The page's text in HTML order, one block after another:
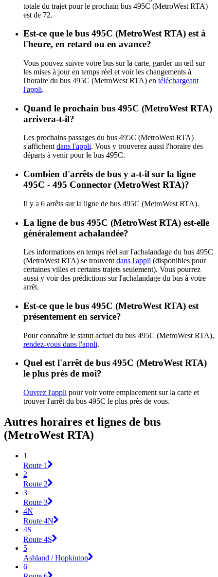
totale du trajet pour le prochain bus 495C (MetroWest RTA)
est de 72.
Est-ce que le bus 495C (MetroWest RTA) est à
l'heure, en retard ou en avance?
Vous pouvez suivre votre bus sur la carte, garder un œil sur
les mises à jour en temps réel et voir les changements à
l'horaire du bus 495C (MetroWest RTA) en téléchargeant
l'appli.
Quand le prochain bus 495C (MetroWest RTA)
arrivera-t-il?
Les prochains passages du bus 495C (MetroWest RTA)
s'affichent dans l'appli. Vous y trouverez aussi l'horaire des
départs à venir pour le bus 495C.
Combien d'arrêts de bus y a-t-il sur la ligne
495C - 495 Connector (MetroWest RTA)?
Il y a 6 arrêts sur la ligne de bus 495C (MetroWest RTA).
La ligne de bus 495C (MetroWest RTA) est-elle
généralement achalandée?
Les informations en temps réel sur l'achalandage du bus 495C
(MetroWest RTA) se trouvent dans l'appli (disponibles pour
certaines villes et certains trajets seulement). Vous pourrez
aussi y voir des prédictions sur l'achalandage du bus à votre
arrêt.
Est-ce que le bus 495C (MetroWest RTA) est
présentement en service?
Pour connaître le statut actuel du bus 495C (MetroWest RTA),
rendez-vous dans l'appli.
Quel est l'arrêt de bus 495C (MetroWest RTA)
le plus près de moi?
Ouvrez l'appli pour voir votre emplacement sur la carte et
trouver l'arrêt du bus 495C le plus près de vous.
Autres horaires et lignes de bus
(MetroWest RTA)
1
Route 1
2
Route 2
3
Route 3
4N
Route 4N
4S
Route 4S
5
Ashland / Hopkinton
6